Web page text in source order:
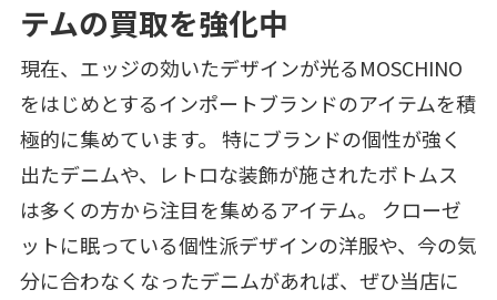
テムの買取を強化中
現在、エッジの効いたデザインが光るMOSCHINO
をはじめとするインポートブランドのアイテムを積
極的に集めています。 特にブランドの個性が強く
出たデニムや、レトロな装飾が施されたボトムス
は多くの方から注目を集めるアイテム。 クローゼ
ットに眠っている個性派デザインの洋服や、今の気
分に合わなくなったデニムがあれば、ぜひ当店に